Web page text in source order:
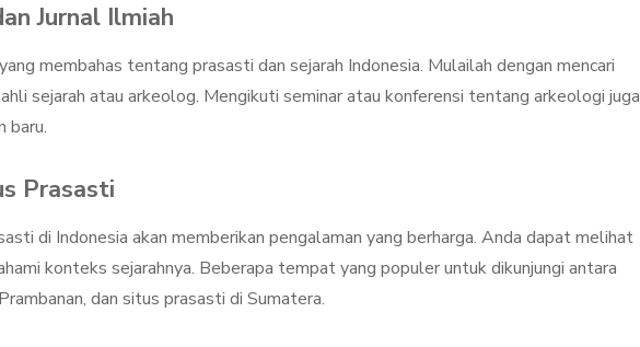
Jurnal Ilmiah
membahas tentang prasasti dan sejarah Indonesia. Mulailah dengan mencari
sejarah atau arkeolog. Mengikuti seminar atau konferensi tentang arkeologi juga
baru.
Prasasti
di Indonesia akan memberikan pengalaman yang berharga. Anda dapat melihat
konteks sejarahnya. Beberapa tempat yang populer untuk dikunjungi antara
dan situs prasasti di Sumatera.